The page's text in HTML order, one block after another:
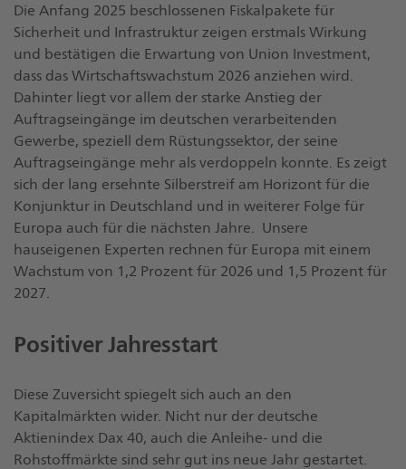
Die Anfang 2025 beschlossenen Fiskalpakete für
Sicherheit und Infrastruktur zeigen erstmals Wirkung
und bestätigen die Erwartung von Union Investment,
dass das Wirtschaftswachstum 2026 anziehen wird.
Dahinter liegt vor allem der starke Anstieg der
Auftragseingänge im deutschen verarbeitenden
Gewerbe, speziell dem Rüstungssektor, der seine
Auftragseingänge mehr als verdoppeln konnte. Es zeigt
sich der lang ersehnte Silberstreif am Horizont für die
Konjunktur in Deutschland und in weiterer Folge für
Europa auch für die nächsten Jahre. Unsere
hauseigenen Experten rechnen für Europa mit einem
Wachstum von 1,2 Prozent für 2026 und 1,5 Prozent für
2027.
Positiver Jahresstart
Diese Zuversicht spiegelt sich auch an den
Kapitalmärkten wider. Nicht nur der deutsche
Aktienindex Dax 40, auch die Anleihe- und die
Rohstoffmärkte sind sehr gut ins neue Jahr gestartet.